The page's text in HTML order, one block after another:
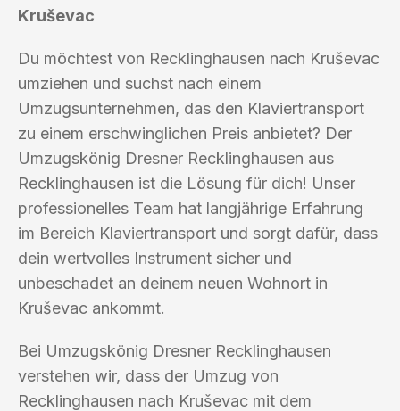
Kruševac
Du möchtest von Recklinghausen nach Kruševac
umziehen und suchst nach einem
Umzugsunternehmen, das den Klaviertransport
zu einem erschwinglichen Preis anbietet? Der
Umzugskönig Dresner Recklinghausen aus
Recklinghausen ist die Lösung für dich! Unser
professionelles Team hat langjährige Erfahrung
im Bereich Klaviertransport und sorgt dafür, dass
dein wertvolles Instrument sicher und
unbeschadet an deinem neuen Wohnort in
Kruševac ankommt.
Bei Umzugskönig Dresner Recklinghausen
verstehen wir, dass der Umzug von
Recklinghausen nach Kruševac mit dem